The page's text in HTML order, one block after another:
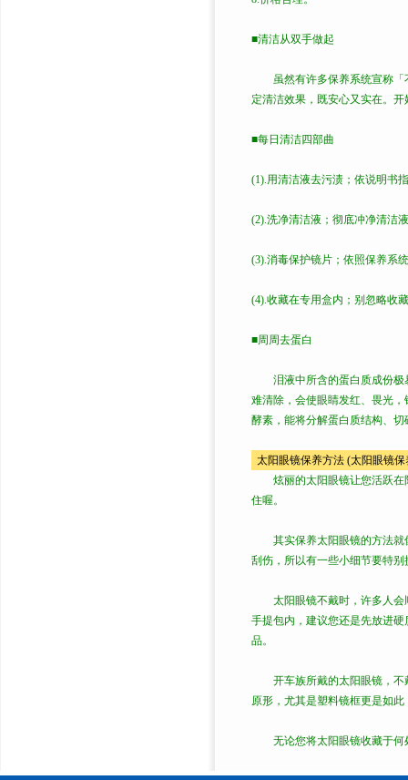
■清洁从双手做起
虽然有许多保养系统宣称「
定清洁效果，既安心又实在。
■每日清洁四部曲
(1).用清洁液去污渍；依说明书
(2).洗净清洁液；彻底冲净清洁
(3).消毒保护镜片；依照保养系
(4).收藏在专用盒内；别忽略收
■周周去蛋白
泪液中所含的蛋白质成份极
难清除，会使眼睛发红、畏光
酵素，能将分解蛋白质结构、
太阳眼镜保养方法 (太阳眼镜保
炫丽的太阳眼镜让您活跃在
住喔。
其实保养太阳眼镜的方法就
刮伤，所以有一些小细节要特
太阳眼镜不戴时，许多人会
手提包内，建议您还是先放进
品。
开车族所戴的太阳眼镜，不
原形，尤其是塑料镜框更是如
无论您将太阳眼镜收藏于何